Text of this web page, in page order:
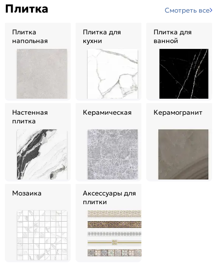
Плитка Смотреть все
Плитка
напольная
Плитка для
кухни
Плитка для
ванной
Настенная
плитка
Керамическая Керамогранит
Мозаика
Аксессуары для
плитки